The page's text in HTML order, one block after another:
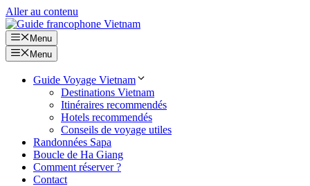
Aller au contenu
Menu
Menu
Guide Voyage Vietnam
Destinations Vietnam
Itinéraires recommendés
Hotels recommendés
Conseils de voyage utiles
Randonnées Sapa
Boucle de Ha Giang
Comment réserver ?
Contact